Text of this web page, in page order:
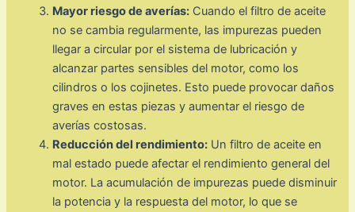
Mayor riesgo de averías: Cuando el filtro de aceite
no se cambia regularmente, las impurezas pueden
llegar a circular por el sistema de lubricación y
alcanzar partes sensibles del motor, como los
cilindros o los cojinetes. Esto puede provocar daños
graves en estas piezas y aumentar el riesgo de
averías costosas.
Reducción del rendimiento: Un filtro de aceite en
mal estado puede afectar el rendimiento general del
motor. La acumulación de impurezas puede disminuir
la potencia y la respuesta del motor, lo que se